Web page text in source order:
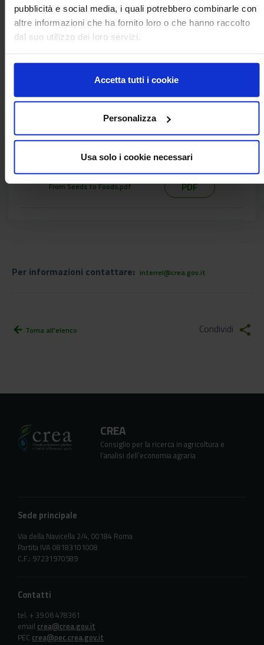
pubblicità e social media, i quali potrebbero combinarle con
altre informazioni che ha fornito loro o che hanno raccolto
dal suo utilizzo dei loro servizi.
Accetta tutti i cookie
Personalizza
Usa solo i cookie necessari
Diversification Across Europe: Practical and
Guidelines, a cura di Claudia Di Bene, Chiara Piccini,
Silvia Vanino, Roberta Farina, ricercatrici
progetto europeoDiverfarming.
Documenti allegati
From Seeds to Foods.pdf PDF
Per informazioni contattare: interrel@crea.gov.it
arrow_back Torna all'elenco Condividi share
CREA
Consiglio per la ricerca in agricoltura e
l’analisi dell’economia agraria
Sede principale
Via della Navicella 2/4, 00184 Roma
Partita IVA 08183101008
C.F.: 97231970589
Contatti
tel. + 39 06 478361
email crea@crea.gov.it
PEC crea@pec.crea.gov.it